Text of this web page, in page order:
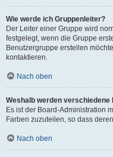
Wie werde ich Gruppenleiter?
Der Leiter einer Gruppe wird
festgelegt, wenn die Gruppe
Benutzergruppe erstellen
kontaktieren.
Nach oben
Weshalb werden
Es ist der Board-Administration
Farben zuzuteilen, so dass
Nach oben